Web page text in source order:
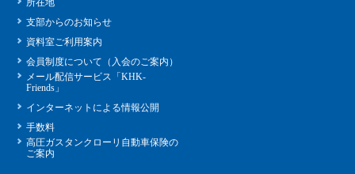
支部からのお知らせ
資料室ご利用案内
会員制度について（入会のご案内）
メール配信サービス「KHK-
Friends」
インターネットによる情報公開
手数料
高圧ガスタンクローリ自動車保険の
ご案内